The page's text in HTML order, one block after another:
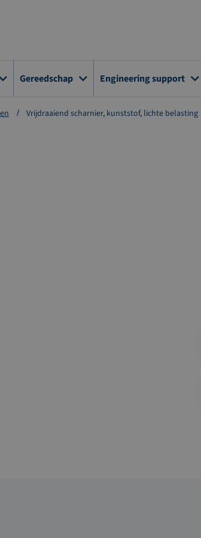
Gereedschap Engineering support
Vrijdraaiend scharnier, kunststof, lichte belasting